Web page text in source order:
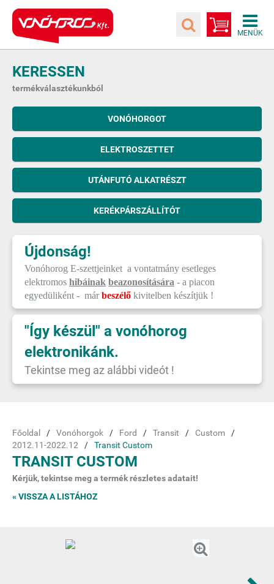
KERESSEN
termékválasztékunkból
VONÓHORGOT
ELEKTROSZETTET
UTÁNFUTÓ ALKATRÉSZT
KERÉKPÁRSZÁLLÍTÓT
Újdonság!
Vonóhorog E-szettjeinket a vontatmány esetleges
elektromos hibáinak beazonosítására - a piacon
egyedüliként - márbeszélő kivitelben készítjük !
"Így készül" a vonóhorog
elektronikánk.
Tekintse meg az alábbi videót !
Főoldal Vonóhorgok Ford Transit
Custom
2012.11-2022.12
Transit Custom
TRANSIT CUSTOM
Kérjük, tekintse meg a termék részletes adatait!
« VISSZA A LISTÁHOZ